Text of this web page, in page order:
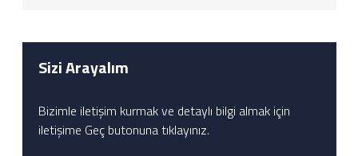
Sizi Arayalım
Bizimle iletişim kurmak ve detaylı bilgi almak için
iletişime Geç butonuna tıklayınız.